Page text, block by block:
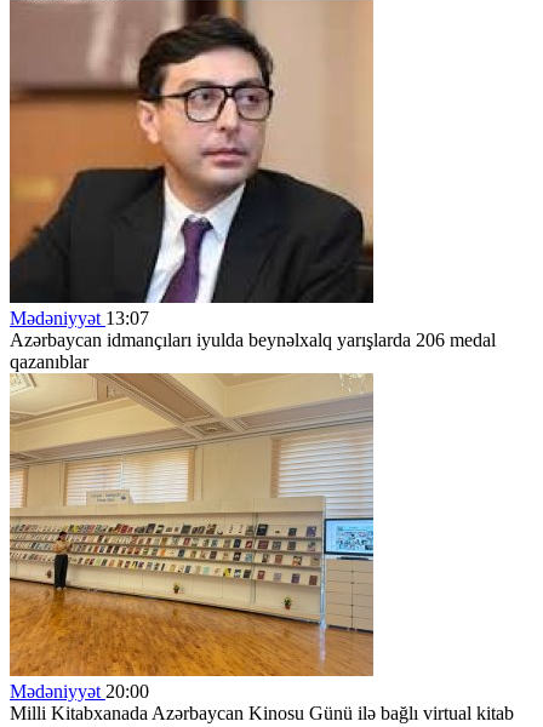
Mədəniyyət 13:07
Azərbaycan idmançıları iyulda beynəlxalq yarışlarda 206 medal
qazanıblar
Mədəniyyət 20:00
Milli Kitabxanada Azərbaycan Kinosu Günü ilə bağlı virtual kitab